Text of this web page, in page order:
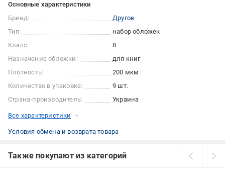
Основные характеристики
Бренд:
Другое
Тип:
набор обложек
Класс:
8
Назначение обложки:
для книг
Плотность:
200 мкм
Количество в упаковке:
9 шт.
Страна-производитель:
Украина
Все характеристики
Условия обмена и возврата товара
Также покупают из категорий